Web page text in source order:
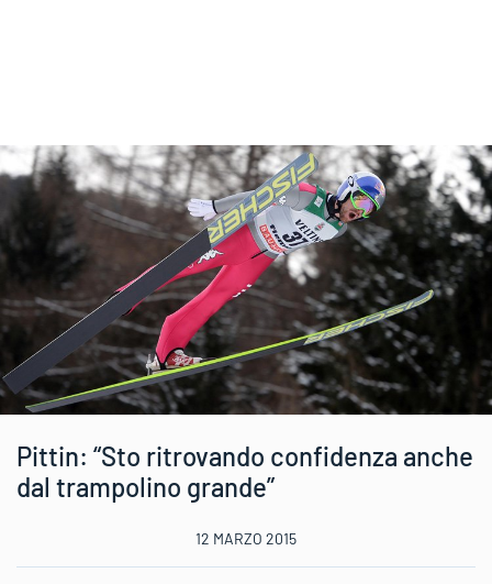
Pittin: “Sto ritrovando confidenza anche
dal trampolino grande”
12 MARZO 2015